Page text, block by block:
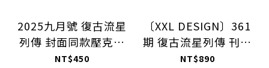
2025九月號 復古流星
列傳 封面同款壓克力
立牌
NT$450
〔XXL DESIGN〕361
期 復古流星列傳 刊頁
款厚磅落肩T-shirt
NT$890